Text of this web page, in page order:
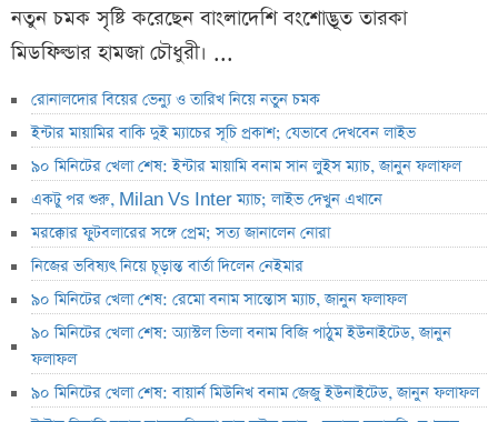
নতুন চমক সৃষ্টি করেছেন বাংলাদেশি বংশোদ্ভূত তারকা
মিডফিল্ডার হামজা চৌধুরী। ...
রোনালদোর বিয়ের ভেন্যু ও তারিখ নিয়ে নতুন চমক
ইন্টার মায়ামির বাকি দুই ম্যাচের সূচি প্রকাশ; যেভাবে দেখবেন লাইভ
৯০ মিনিটের খেলা শেষ: ইন্টার মায়ামি বনাম সান লুইস ম্যাচ, জানুন ফলাফল
একটু পর শুরু, Milan Vs Inter ম্যাচ; লাইভ দেখুন এখানে
মরক্কোর ফুটবলারের সঙ্গে প্রেম; সত্য জানালেন নোরা
নিজের ভবিষ্যৎ নিয়ে চূড়ান্ত বার্তা দিলেন নেইমার
৯০ মিনিটের খেলা শেষ: রেমো বনাম সান্তোস ম্যাচ, জানুন ফলাফল
৯০ মিনিটের খেলা শেষ: অ্যাস্টল ভিলা বনাম বিজি পাঠুম ইউনাইটেড, জানুন
ফলাফল
৯০ মিনিটের খেলা শেষ: বায়ার্ন মিউনিখ বনাম জেজু ইউনাইটেড, জানুন ফলাফল